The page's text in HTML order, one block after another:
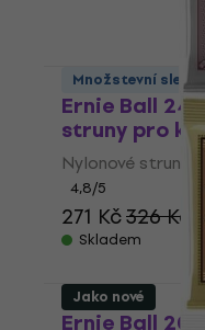
Ernie Ball
struny pro
Nylonové struny
4,8/5
271 Kč326 Kč
Skladem
Množstevní sleva
Ernie Ball
Jako nové